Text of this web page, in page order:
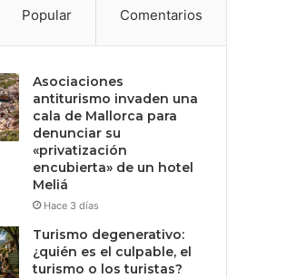
Popular Comentarios
Asociaciones
antiturismo invaden una
cala de Mallorca para
denunciar su
«privatización
encubierta» de un hotel
Meliá
Hace 3 días
Turismo degenerativo:
¿quién es el culpable, el
turismo o los turistas?